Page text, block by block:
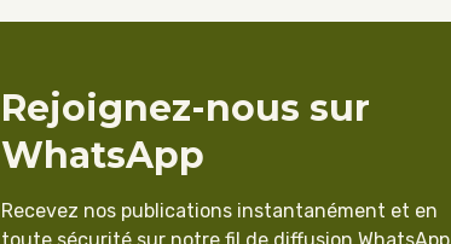
Rejoignez-nous sur
WhatsApp
Recevez nos publications instantanément et en